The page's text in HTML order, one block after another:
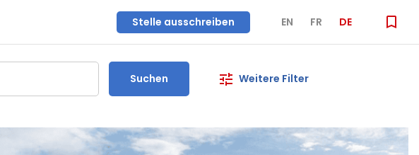
Stelle ausschreiben EN FR DE
Suchen Weitere Filter